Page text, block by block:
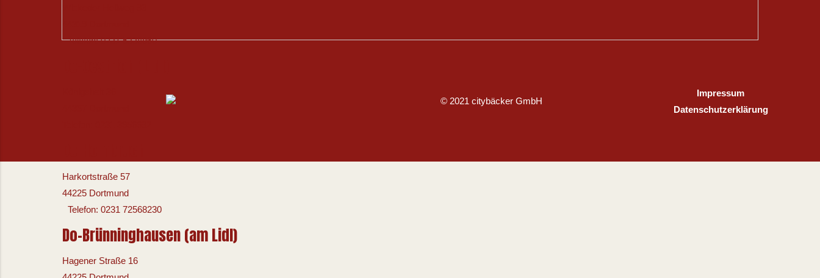
Telefon: 0231 5338960
Harkortstraße 57
44225 Dortmund
Telefon: 0231 72568230
Do-Brünninghausen (am Lidl)
Hagener Straße 16
© 2021 citybäcker GmbH
Impressum
Datenschutzerklärung